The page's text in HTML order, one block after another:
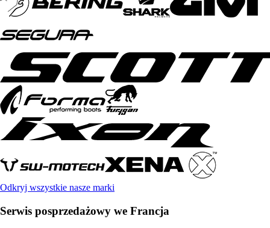
Odkryj wszystkie nasze marki
Serwis posprzedażowy we Francja